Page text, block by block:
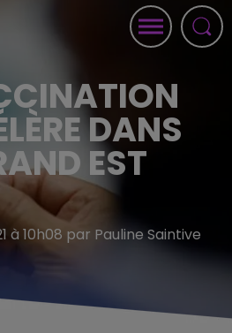
DANS
EST
à 10h08 par Pauline Saintive